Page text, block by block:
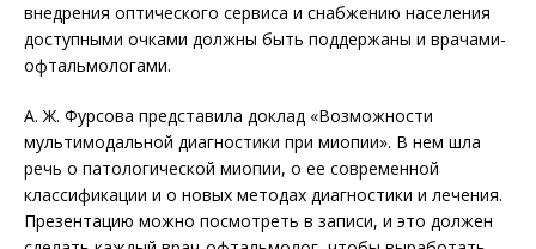
внедрения оптического сервиса и снабжению населения
доступными очками должны быть поддержаны и врачами-
офтальмологами.
А. Ж. Фурсова представила доклад «Возможности
мультимодальной ди­а­гностики при миопии». В нем шла
речь о патологической миопии, о ее современной
классификации и о новых методах диагностики и лечения.
Презентацию можно посмотреть в записи, и это должен